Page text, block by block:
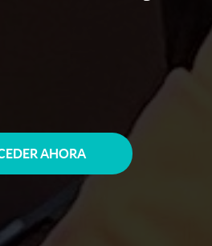
AHORA